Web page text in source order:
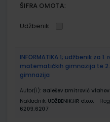
ŠIFRA OMOTA:
Udžbenik
INFORMATIKA 1; udžbenik za
matematičkih gimnazija te
gimnazija
Autor(i): Galešev Dmitrović
Nakladnik: UDŽBENIK.HR d.o.o.
6209;6207